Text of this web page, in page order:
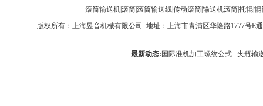
滚筒输送机|滚筒|滚筒输送线|传动滚筒|输送机滚筒|托辊|辊
版权所有： 上海昱音机械有限公司 地址：上海市青浦区华隆路1777号E
最新动态: 国际准机加工螺纹公式 夹瓶输